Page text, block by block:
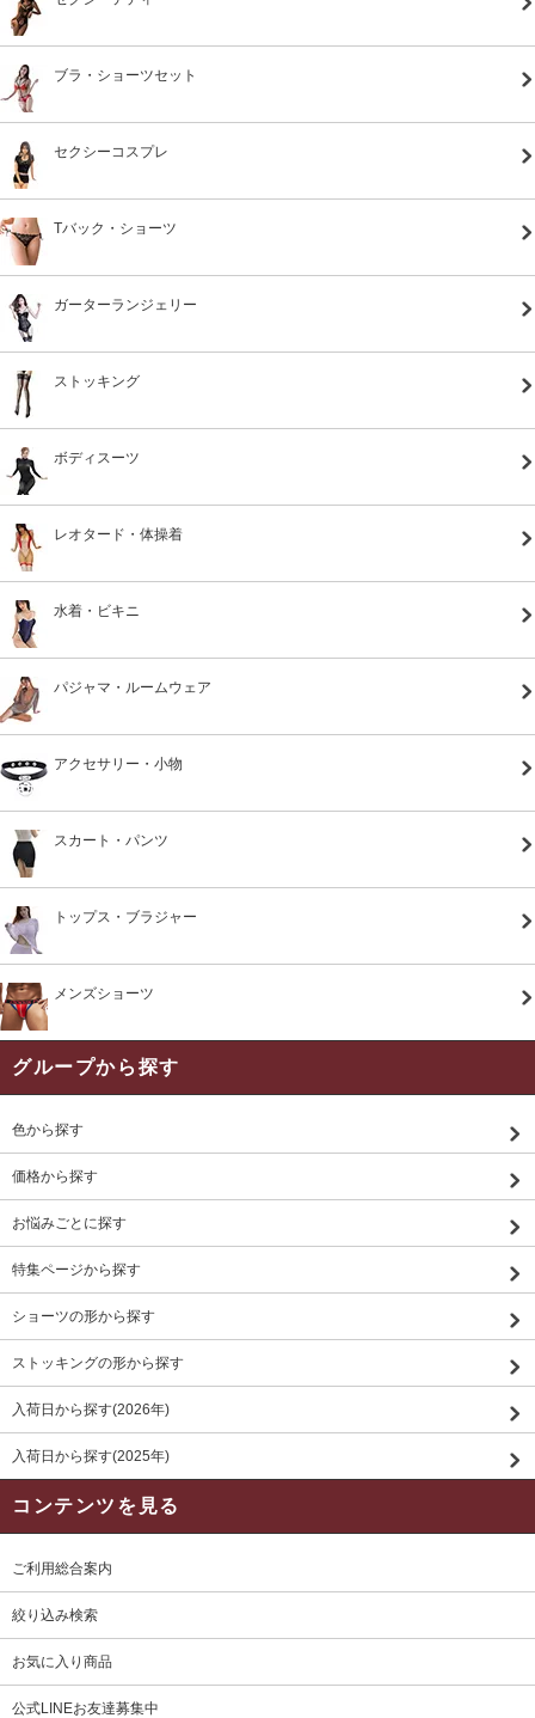
ブラ・ショーツセット
セクシーコスプレ
Tバック・ショーツ
ガーターランジェリー
ストッキング
ボディスーツ
レオタード・体操着
水着・ビキニ
パジャマ・ルームウェア
アクセサリー・小物
スカート・パンツ
トップス・ブラジャー
メンズショーツ
グループから探す
色から探す
価格から探す
お悩みごとに探す
特集ページから探す
ショーツの形から探す
ストッキングの形から探す
入荷日から探す(2026年)
入荷日から探す(2025年)
コンテンツを見る
ご利用総合案内
絞り込み検索
お気に入り商品
公式LINEお友達募集中